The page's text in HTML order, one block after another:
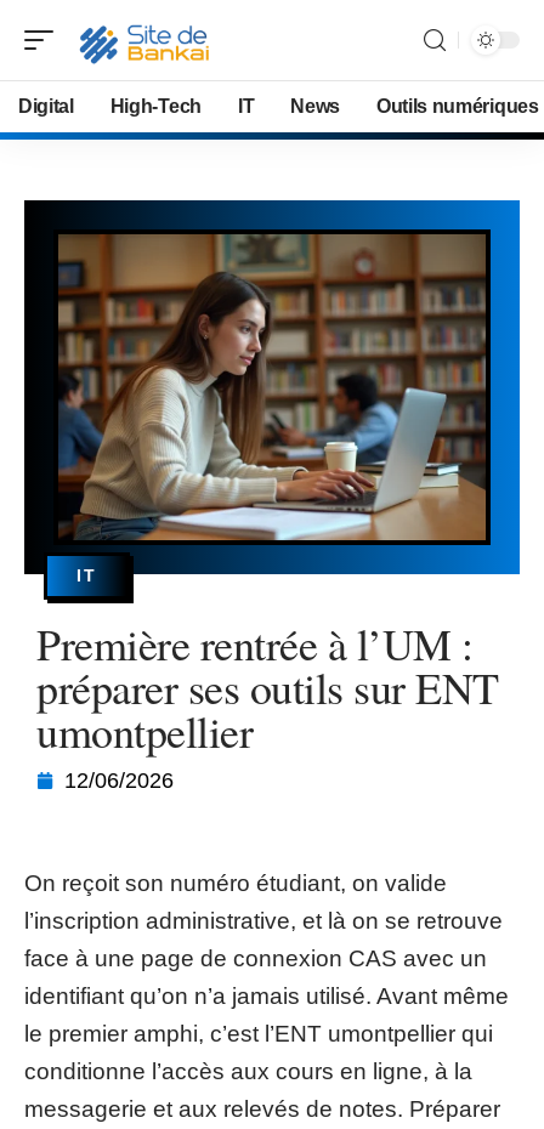
Digital High-Tech IT News Outils numériques
IT
Première rentrée à l’UM :
préparer ses outils sur ENT
umontpellier
12/06/2026
On reçoit son numéro étudiant, on valide
l’inscription administrative, et là on se retrouve
face à une page de connexion CAS avec un
identifiant qu’on n’a jamais utilisé. Avant même
le premier amphi, c’est l’ENT umontpellier qui
conditionne l’accès aux cours en ligne, à la
messagerie et aux relevés de notes. Préparer